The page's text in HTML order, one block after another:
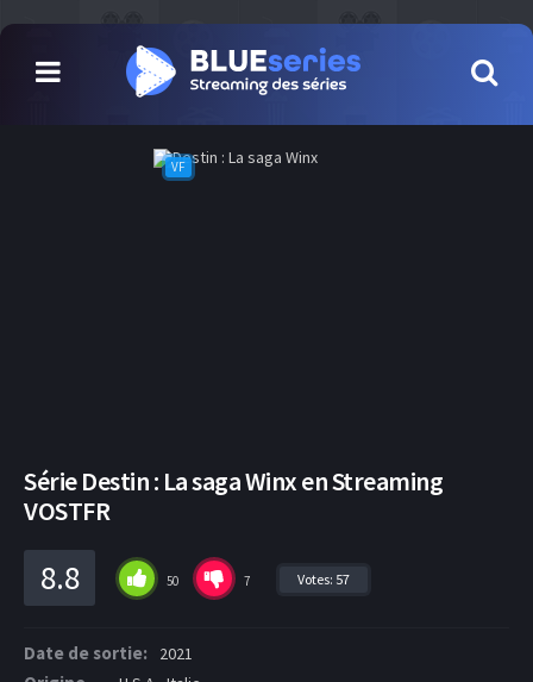
VF
Série Destin : La saga Winx en Streaming
VOSTFR
8.8 50 7 Votes: 57
Date de sortie: 2021